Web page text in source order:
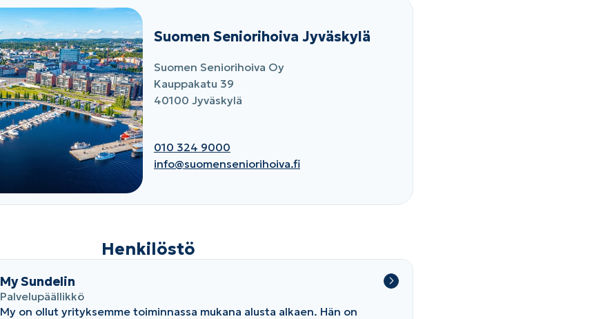
Suomen Seniorihoiva Jyväskylä
Suomen Seniorihoiva Oy
Kauppakatu 39
40100 Jyväskylä
010 324 9000
info@suomenseniorihoiva.fi
Henkilöstö
My Sundelin
Palvelupäällikkö
My on ollut yrityksemme toiminnassa mukana alusta alkaen. Hän on